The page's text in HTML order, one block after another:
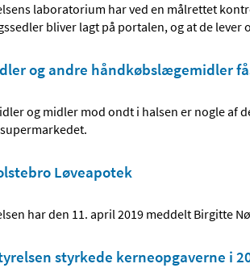
laboratorium har ved en målrettet
bliver lagt på portalen, og at de
og andre håndkøbslægemidler
og midler mod ondt i halsen er nogle af
Løveapotek
har den 11. april 2019 meddelt Birgitte
styrkede kerneopgaverne i